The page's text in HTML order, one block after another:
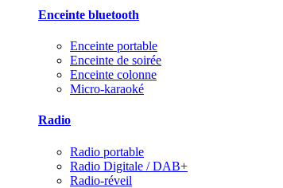
Enceinte bluetooth
Enceinte portable
Enceinte de soirée
Enceinte colonne
Micro-karaoké
Radio
Radio portable
Radio Digitale / DAB+
Radio-réveil